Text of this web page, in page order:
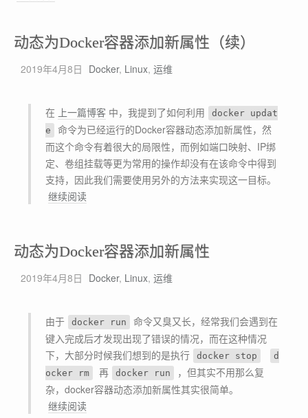
u
下
用
S
h
l
l
S
i
p
出
C
P
U
、
内
动态为Docker容器添加新属性（续）
2019年4月8日 Docker, Linux, 运维
在 上一篇博客 中，我提到了如何利用
docker updat
e
命令为已经运行的Docker容器动态添加新属性，然
而这个命令有着很大的局限性，而例如端口映射、IP绑
定、卷组挂载等更为常用的操作却没有在该命令中得到
支持，因此我们需要使用另外的方法来实现这一目标。
继续阅读动
D
o
c
r
容
器
添
加
新
动态为Docker容器添加新属性
2019年4月8日 Docker, Linux, 运维
由于 docker run
命令又臭又长，经常我们会遇到在
键入完成后才发现出现了错误的情况，而在这种情况
下，大部分时候我们想到的是执行
docker stop
d
ocker rm
再 docker run
，但其实不用那么复
杂，docker容器动态添加新属性其实很简单。
继续阅读动